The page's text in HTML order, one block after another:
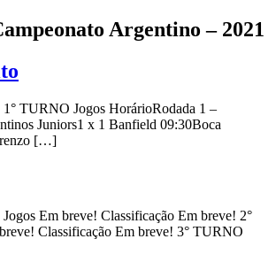
Argentino – 2021
TURNO Jogos HorárioRodada 1 –
Juniors1 x 1 Banfield 09:30Boca
[…]
Em breve! Classificação Em breve! 2°
Classificação Em breve! 3° TURNO